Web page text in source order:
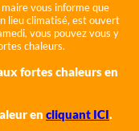
vous informe que
lieu climatisé, est ouvert
vous pouvez vous y
chaleurs.
fortes chaleurs en
en cliquant ICI.